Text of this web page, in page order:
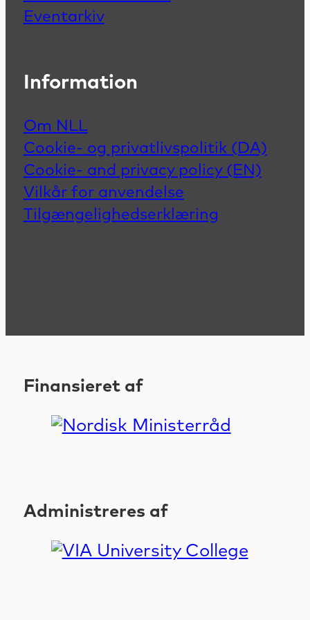
Eventarkiv
Information
Om NLL
Cookie- og privatlivspolitik (DA)
Cookie- and privacy policy (EN)
Vilkår for anvendelse
Tilgængelighedserklæring
Finansieret af
Administreres af